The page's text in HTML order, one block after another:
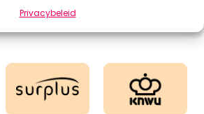
Privacybeleid